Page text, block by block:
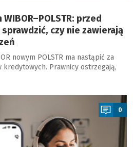
przed
czy nie zawierają
nowym POLSTR ma nastąpić za
kredytowych. Prawnicy ostrzegają,
0